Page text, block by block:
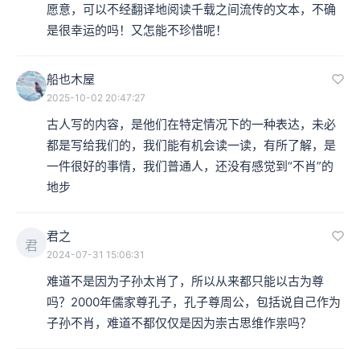
愿意，可以不经翻译地阅读千载之间流传的文本，不确
是很幸运的吗！又怎能不珍惜呢！
船也木屋
2025-10-02 20:47:27
古人写的内容，是他们在特定情况下的一种表达，未必
都是写给我们的，我们能有机会读一读，有所了解，是
一件很好的事情，我们普通人，还没有感觉到“不肖”的
地步
君
君之
2024-07-31 15:06:31
难道不是因为子孙太肖了，所以从来都只能以古为尊
吗？2000年儒家尊孔子，孔子尊周公，包括说自己作为
子孙不肖，难道不都仅仅是因为崇古思维作祟吗？